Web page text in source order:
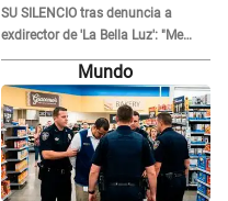
SU SILENCIO tras denuncia a
exdirector de 'La Bella Luz': "Me
basta con que ella esté bien"
Mundo